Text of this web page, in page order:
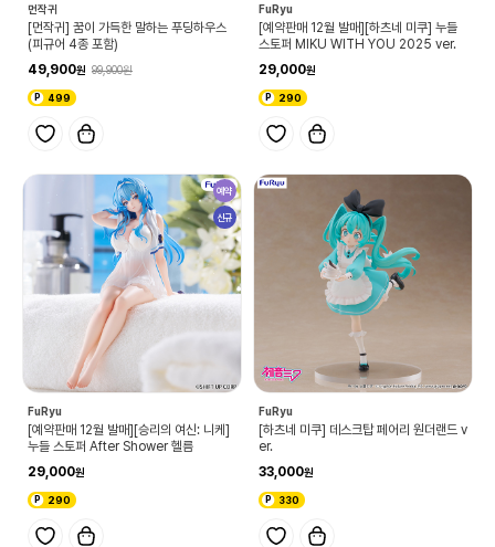
먼작귀
[먼작귀] 꿈이 가득한 말하는 푸딩하우스
(피규어 4종 포함)
49,900
99,900
499
FuRyu
[예약판매 12월 발매][하츠네 미쿠] 누들
스토퍼 MIKU WITH YOU 2025 ver.
29,000
290
예약
신규
FuRyu
[예약판매 12월 발매][승리의 여신: 니케]
누들 스토퍼 After Shower 헬름
29,000
290
FuRyu
[하츠네 미쿠] 데스크탑 페어리 원더랜드 v
er.
33,000
330